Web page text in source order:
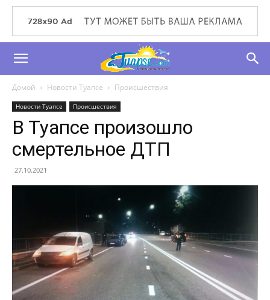
Домой Новости Туапсе Происшествия
Новости Туапсе Происшествия
В Туапсе произошло
смертельное ДТП
27.10.2021